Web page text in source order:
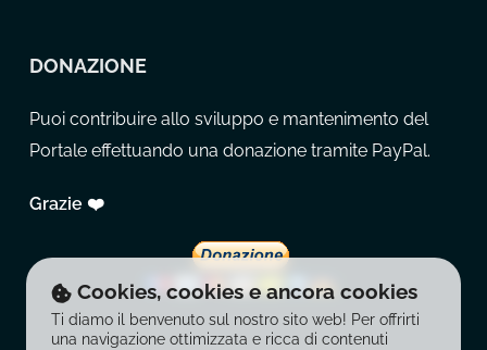
DONAZIONE
Puoi contribuire allo sviluppo e mantenimento del
Portale effettuando una donazione tramite PayPal.
Grazie ❤️
Cookies, cookies e ancora cookies
Ti diamo il benvenuto sul nostro sito web! Per offrirti
una navigazione ottimizzata e ricca di contenuti